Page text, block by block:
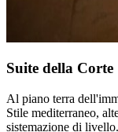
Suite della Corte
Al piano terra
Stile mediterraneo,
sistemazione di livello.